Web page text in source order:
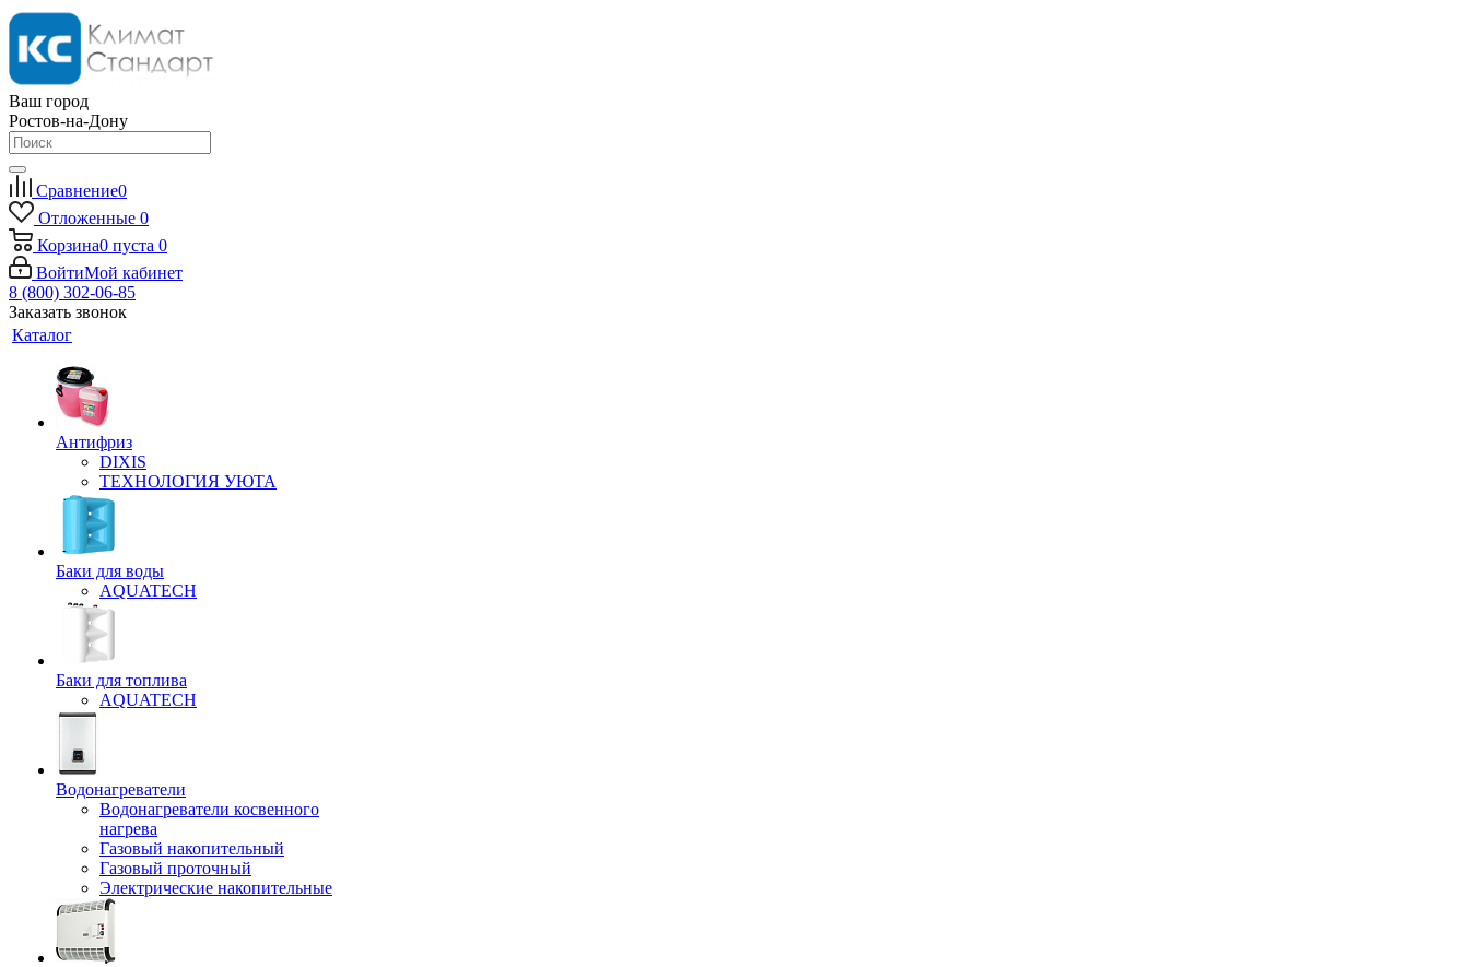
Ваш город
Ростов-на-Дону
Сравнение0
Отложенные 0
Корзина0 пуста 0
ВойтиМой кабинет
8 (800) 302-06-85
Заказать звонок
Каталог
Антифриз
DIXIS
ТЕХНОЛОГИЯ УЮТА
Баки для воды
AQUATECH
Баки для топлива
AQUATECH
Водонагреватели
Водонагреватели косвенного
нагрева
Газовый накопительный
Газовый проточный
Электрические накопительные